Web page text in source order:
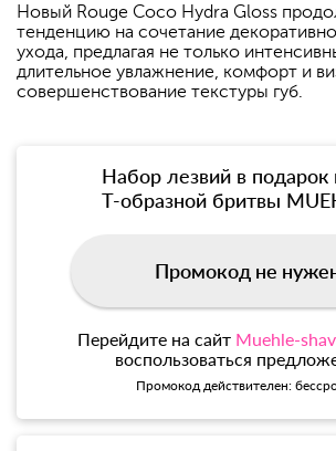
Новый Rouge Coco Hydra Gloss
тенденцию на сочетание
ухода, предлагая не только
длительное увлажнение, комфорт и
совершенствование текстуры губ.
Набор лезвий в подарок
Т-образной бритвы
Промокод не
Перейдите на сайт Muehle-
воспользоваться
Промокод действителен: